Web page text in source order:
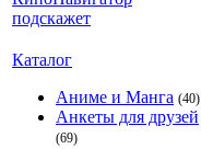
Каталог
Аниме и Манга (40)
Анкеты для друзей
(69)